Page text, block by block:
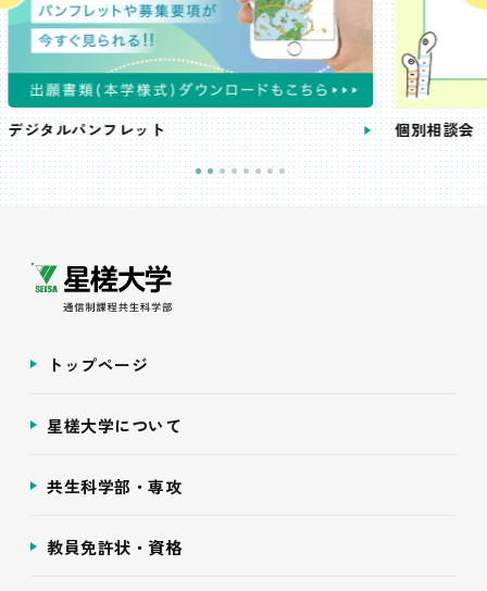
個別相談会
トップページ
星槎大学について
共生科学部・専攻
教員免許状・資格